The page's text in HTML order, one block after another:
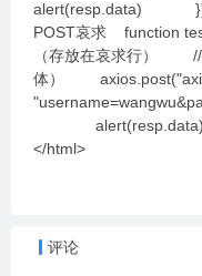
alert(resp.data) });
POST哀求 function
（存放在哀求行） //
体）
</html>
评论